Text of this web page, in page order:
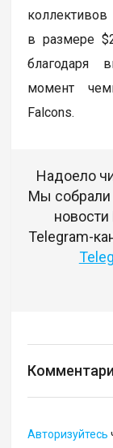
в размере
благодаря
момент
Falcons.
Надоело
Мы
Telegram-
Авторизуйтесь